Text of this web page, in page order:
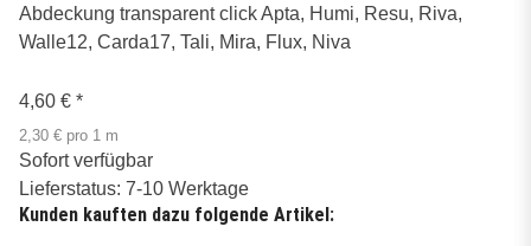
Abdeckung transparent click Apta, Humi, Resu, Riva,
Walle12, Carda17, Tali, Mira, Flux, Niva
4,60 € *
2,30 € pro 1 m
Sofort verfügbar
Lieferstatus: 7-10 Werktage
Kunden kauften dazu folgende Artikel: